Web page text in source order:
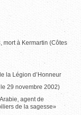
mort à Kermartin (Côtes
la Légion d’Honneur
29 novembre 2002)
agent de
de la sagesse»